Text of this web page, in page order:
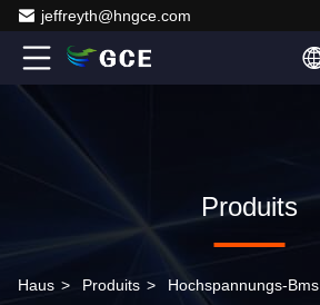
jeffreyth@hngce.com
Produits
Haus > Produits > Hochspannungs-Bms